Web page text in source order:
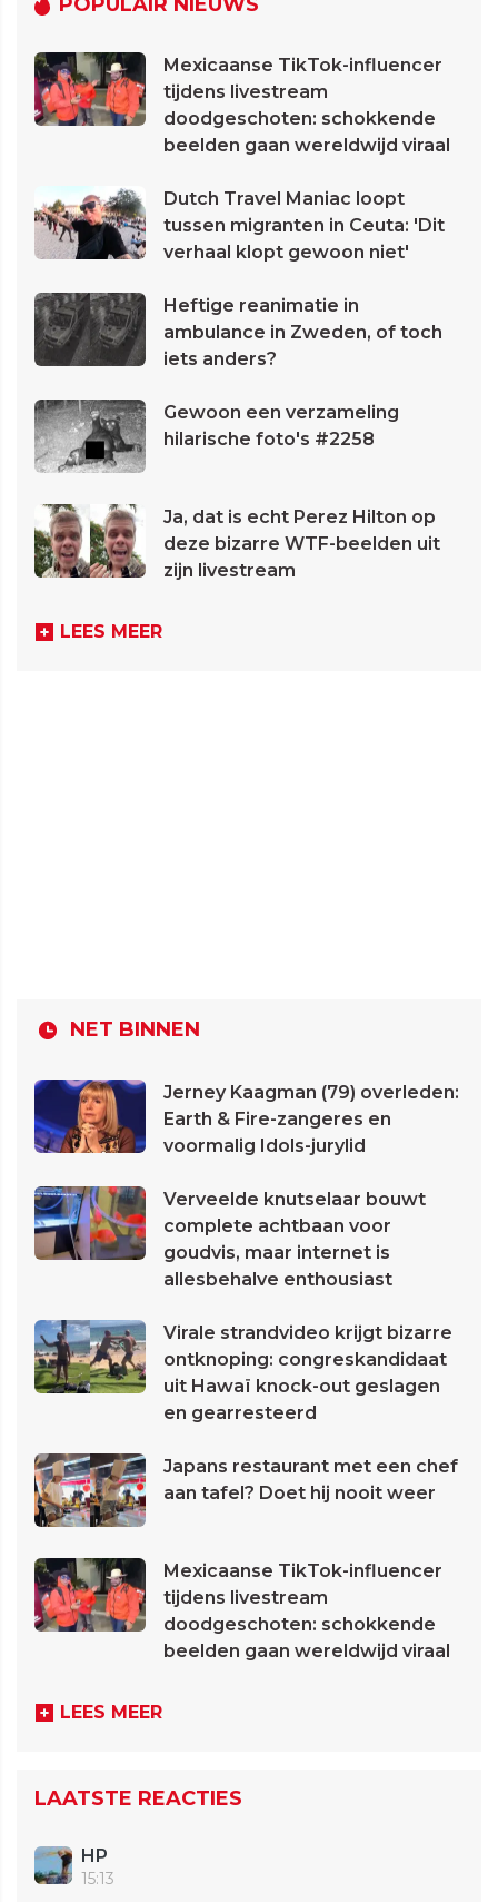
Mexicaanse TikTok-influencer
tijdens livestream
doodgeschoten: schokkende
beelden gaan wereldwijd viraal
Dutch Travel Maniac loopt
tussen migranten in Ceuta: 'Dit
verhaal klopt gewoon niet'
Heftige reanimatie in
ambulance in Zweden, of toch
iets anders?
Gewoon een verzameling
hilarische foto's #2258
Ja, dat is echt Perez Hilton op
deze bizarre WTF-beelden uit
zijn livestream
LEES MEER
NET BINNEN
Jerney Kaagman (79) overleden:
Earth & Fire-zangeres en
voormalig Idols-jurylid
Verveelde knutselaar bouwt
complete achtbaan voor
goudvis, maar internet is
allesbehalve enthousiast
Virale strandvideo krijgt bizarre
ontknoping: congreskandidaat
uit Hawaï knock-out geslagen
en gearresteerd
Japans restaurant met een chef
aan tafel? Doet hij nooit weer
Mexicaanse TikTok-influencer
tijdens livestream
doodgeschoten: schokkende
beelden gaan wereldwijd viraal
LEES MEER
LAATSTE REACTIES
HP
15:13